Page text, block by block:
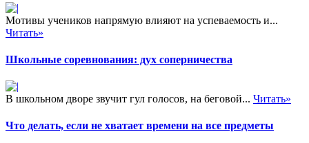
Мотивы учеников напрямую влияют на успеваемость и...
Читать»
Школьные соревнования: дух соперничества
В школьном дворе звучит гул голосов, на беговой... Читать»
Что делать, если не хватает времени на все предметы